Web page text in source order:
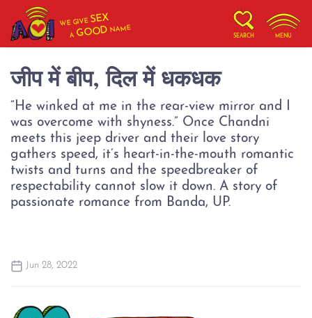
WE GIVESEX
AGOOD NAME
SEARCH MENU
जीप में बीप, दिल में धकधक
“He winked at me in the rear-view mirror and I
was overcome with shyness.” Once Chandni
meets this jeep driver and their love story
gathers speed, it’s heart-in-the-mouth romantic
twists and turns and the speedbreaker of
respectability cannot slow it down. A story of
passionate romance from Banda, UP.
Jun 28, 2022